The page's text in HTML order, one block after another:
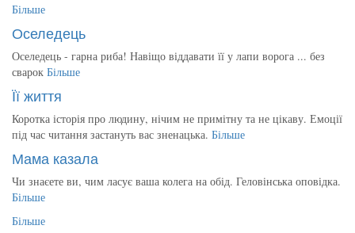
Більше
Оселедець
Оселедець - гарна риба! Навіщо віддавати її у лапи ворога ... без
сварок Більше
Її життя
Коротка історія про людину, нічим не примітну та не цікаву. Емоції
під час читання застануть вас зненацька. Більше
Мама казала
Чи знаєете ви, чим ласує ваша колега на обід. Геловінська оповідка.
Більше
Більше